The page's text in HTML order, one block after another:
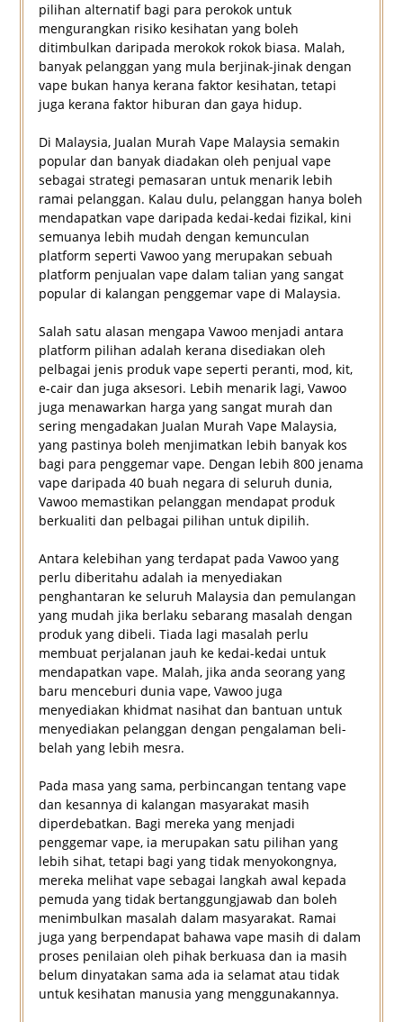
pilihan alternatif bagi para perokok untuk
mengurangkan risiko kesihatan yang boleh
ditimbulkan daripada merokok rokok biasa. Malah,
banyak pelanggan yang mula berjinak-jinak dengan
vape bukan hanya kerana faktor kesihatan, tetapi
juga kerana faktor hiburan dan gaya hidup.
Di Malaysia, Jualan Murah Vape Malaysia semakin
popular dan banyak diadakan oleh penjual vape
sebagai strategi pemasaran untuk menarik lebih
ramai pelanggan. Kalau dulu, pelanggan hanya boleh
mendapatkan vape daripada kedai-kedai fizikal, kini
semuanya lebih mudah dengan kemunculan
platform seperti Vawoo yang merupakan sebuah
platform penjualan vape dalam talian yang sangat
popular di kalangan penggemar vape di Malaysia.
Salah satu alasan mengapa Vawoo menjadi antara
platform pilihan adalah kerana disediakan oleh
pelbagai jenis produk vape seperti peranti, mod, kit,
e-cair dan juga aksesori. Lebih menarik lagi, Vawoo
juga menawarkan harga yang sangat murah dan
sering mengadakan Jualan Murah Vape Malaysia,
yang pastinya boleh menjimatkan lebih banyak kos
bagi para penggemar vape. Dengan lebih 800 jenama
vape daripada 40 buah negara di seluruh dunia,
Vawoo memastikan pelanggan mendapat produk
berkualiti dan pelbagai pilihan untuk dipilih.
Antara kelebihan yang terdapat pada Vawoo yang
perlu diberitahu adalah ia menyediakan
penghantaran ke seluruh Malaysia dan pemulangan
yang mudah jika berlaku sebarang masalah dengan
produk yang dibeli. Tiada lagi masalah perlu
membuat perjalanan jauh ke kedai-kedai untuk
mendapatkan vape. Malah, jika anda seorang yang
baru menceburi dunia vape, Vawoo juga
menyediakan khidmat nasihat dan bantuan untuk
menyediakan pelanggan dengan pengalaman beli-
belah yang lebih mesra.
Pada masa yang sama, perbincangan tentang vape
dan kesannya di kalangan masyarakat masih
diperdebatkan. Bagi mereka yang menjadi
penggemar vape, ia merupakan satu pilihan yang
lebih sihat, tetapi bagi yang tidak menyokongnya,
mereka melihat vape sebagai langkah awal kepada
pemuda yang tidak bertanggungjawab dan boleh
menimbulkan masalah dalam masyarakat. Ramai
juga yang berpendapat bahawa vape masih di dalam
proses penilaian oleh pihak berkuasa dan ia masih
belum dinyatakan sama ada ia selamat atau tidak
untuk kesihatan manusia yang menggunakannya.